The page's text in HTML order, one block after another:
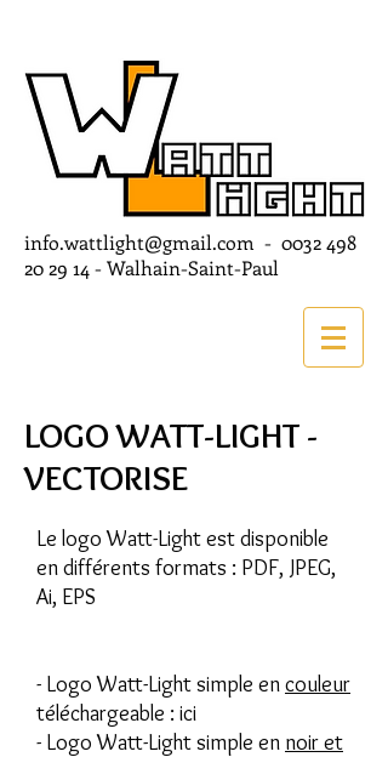
info.wattlight@gmail.com - 0032 498
20 29 14 - Walhain-Saint-Paul
LOGO WATT-LIGHT -
VECTORISE
Le logo Watt-Light est disponible
en différents formats : PDF, JPEG,
Ai, EPS
- Logo Watt-Light simple encouleur
téléchargeable : ici
- Logo Watt-Light simple en noir et